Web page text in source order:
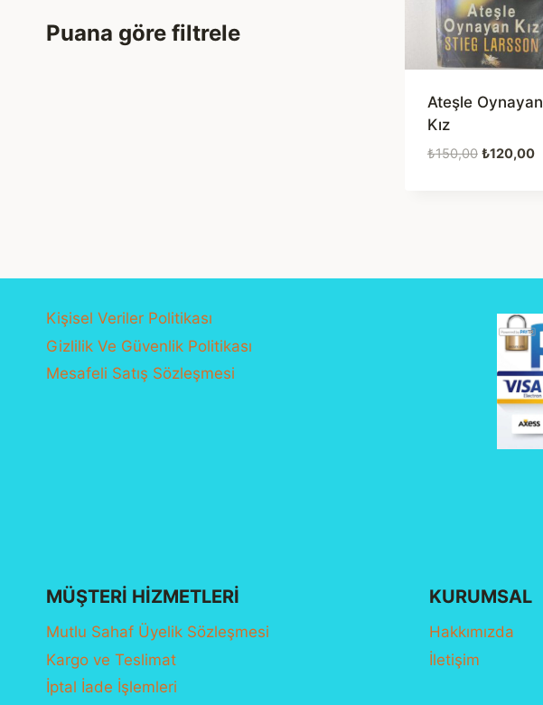
Ateşle Oynayan
Kız
₺150,00 Orijinal
₺120,00Şu
Puana göre filtrele
Kişisel Veriler Politikası
Gizlilik Ve Güvenlik Politikası
Mesafeli Satış Sözleşmesi
MÜŞTERI HIZMETLERI
Mutlu Sahaf Üyelik Sözleşmesi
Kargo ve Teslimat
İptal İade İşlemleri
KURUMSAL
Hakkımızda
İletişim